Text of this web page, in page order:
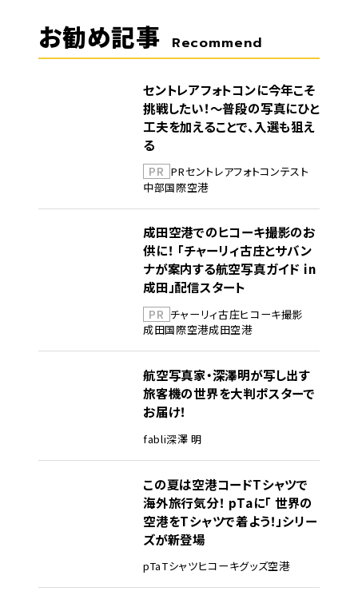
お勧め記事 Recommend
セントレアフォトコンに今年こそ
挑戦したい！～普段の写真にひと
工夫を加えることで、入選も狙え
る
PR PRセントレアフォトコンテスト
中部国際空港
成田空港でのヒコーキ撮影のお
供に！ 「チャーリィ古庄とサバン
ナが案内する航空写真ガイド in
成田」配信スタート
PR チャーリィ古庄ヒコーキ撮影
成田国際空港成田空港
航空写真家・深澤明が写し出す
旅客機の世界を大判ポスターで
お届け！
fabli深澤 明
この夏は空港コードTシャツで
海外旅行気分！ pTaに「 世界の
空港をTシャツで着よう！」シリー
ズが新登場
pTaTシャツヒコーキグッズ空港